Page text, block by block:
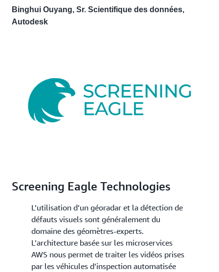
Binghui Ouyang, Sr. Scientifique des données,
Autodesk
Screening Eagle Technologies
L’utilisation d’un géoradar et la détection de
défauts visuels sont généralement du
domaine des géomètres-experts.
L’architecture basée sur les microservices
AWS nous permet de traiter les vidéos prises
par les véhicules d’inspection automatisée